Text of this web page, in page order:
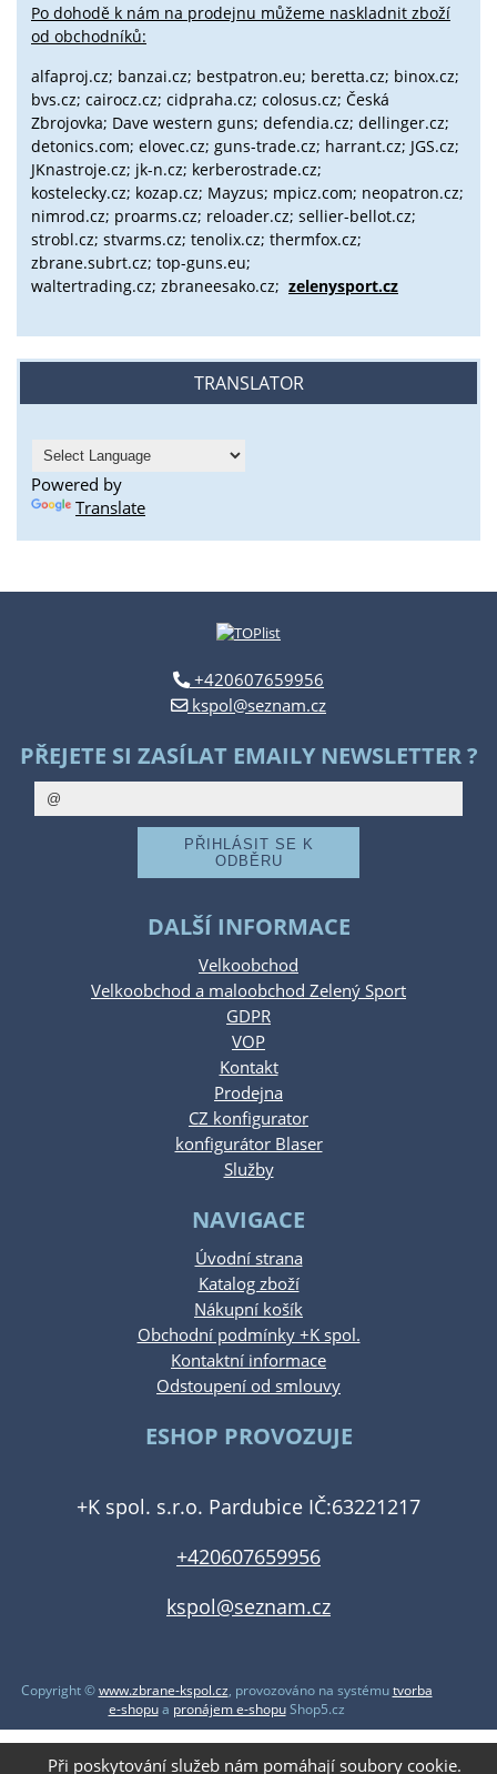
Po dohodě k nám na prodejnu můžeme naskladnit zboží
od obchodníků:
alfaproj.cz; banzai.cz; bestpatron.eu; beretta.cz; binox.cz;
bvs.cz; cairocz.cz; cidpraha.cz; colosus.cz; Česká
Zbrojovka; Dave western guns; defendia.cz; dellinger.cz;
detonics.com; elovec.cz; guns-trade.cz; harrant.cz; JGS.cz;
JKnastroje.cz; jk-n.cz; kerberostrade.cz;
kostelecky.cz; kozap.cz; Mayzus; mpicz.com; neopatron.cz;
nimrod.cz; proarms.cz; reloader.cz; sellier-bellot.cz;
strobl.cz; stvarms.cz; tenolix.cz; thermfox.cz;
zbrane.subrt.cz; top-guns.eu;
waltertrading.cz; zbraneesako.cz; zelenysport.cz
TRANSLATOR
Powered by
Translate
+420607659956
kspol@seznam.cz
PŘEJETE SI ZASÍLAT EMAILY NEWSLETTER ?
DALŠÍ INFORMACE
Velkoobchod
Velkoobchod a maloobchod Zelený Sport
GDPR
VOP
Kontakt
Prodejna
CZ konfigurator
konfigurátor Blaser
Služby
NAVIGACE
Úvodní strana
Katalog zboží
Nákupní košík
Obchodní podmínky +K spol.
Kontaktní informace
Odstoupení od smlouvy
ESHOP PROVOZUJE
+K spol. s.r.o. Pardubice IČ:63221217
+420607659956
kspol@seznam.cz
Copyright ©www.zbrane-kspol.cz, provozováno na systémutvorba
e-shopua pronájem e-shopuShop5.cz
Při poskytování služeb nám pomáhají soubory cookie.